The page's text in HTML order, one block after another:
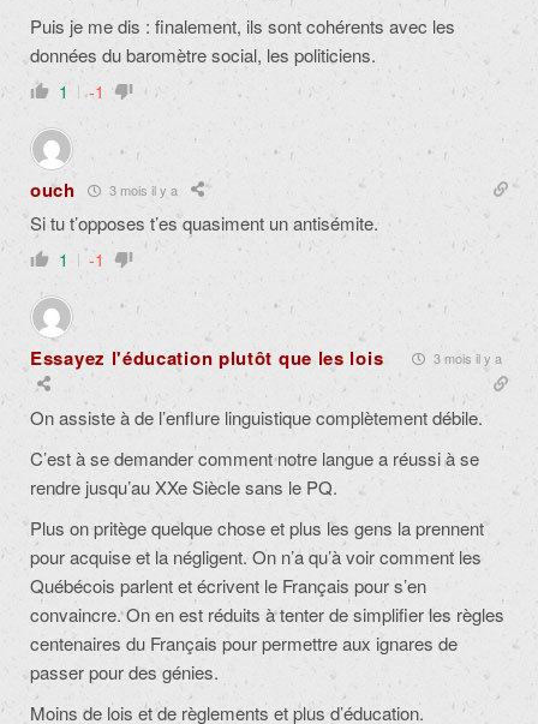
Puis je me dis : finalement, ils sont cohérents avec les
données du baromètre social, les politiciens.
1 -1
ouch 3 mois il y a
Si tu t’opposes t’es quasiment un antisémite.
1 -1
Essayez l'éducation plutôt que les lois 3 mois il y a
On assiste à de l’enflure linguistique complètement débile.
C’est à se demander comment notre langue a réussi à se
rendre jusqu’au XXe Siècle sans le PQ.
Plus on pritège quelque chose et plus les gens la prennent
pour acquise et la négligent. On n’a qu’à voir comment les
Québécois parlent et écrivent le Français pour s’en
convaincre. On en est réduits à tenter de simplifier les règles
centenaires du Français pour permettre aux ignares de
passer pour des génies.
Moins de lois et de règlements et plus d’éducation.